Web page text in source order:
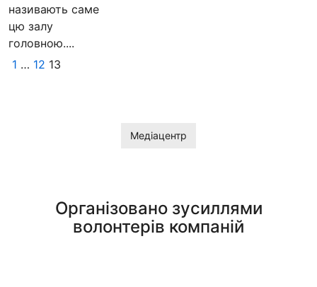
називають саме
цю залу
головною....
1 … 12 13
Медіацентр
Організовано зусиллями
волонтерів компаній